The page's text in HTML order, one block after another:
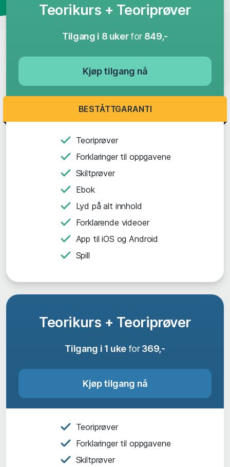
Teorikurs + Teoriprøver
Tilgang i 1 uke for369,-
Kjøp tilgang nå
Teoriprøver
Forklaringer til oppgavene
Skiltprøver
Teorikurs + Teoriprøver
Tilgang i 8 ukerfor849,-
Kjøp tilgang nå
BESTÅTTGARANTI
Teoriprøver
Forklaringer til oppgavene
Skiltprøver
Ebok
Lyd på alt innhold
Forklarende videoer
App til iOS og Android
Spill